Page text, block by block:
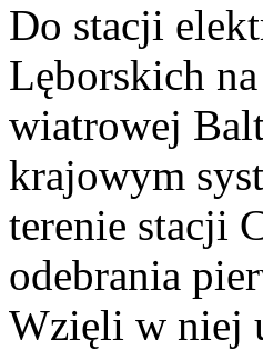
Do stacji
Lęborskich
wiatrowej
krajowym
terenie stacji
odebrania
Wzięli w niej